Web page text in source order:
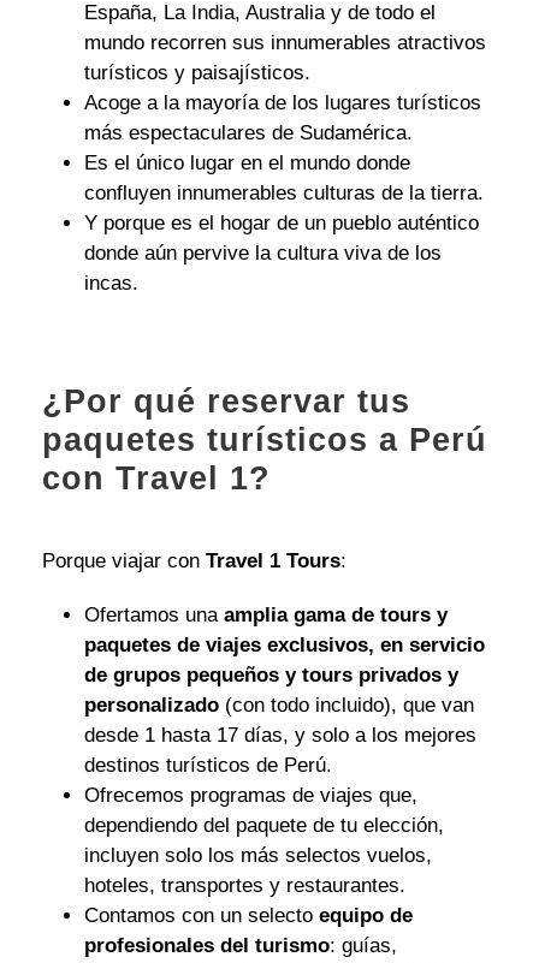
España, La India, Australia y de todo el
mundo recorren sus innumerables atractivos
turísticos y paisajísticos.
Acoge a la mayoría de los lugares turísticos
más espectaculares de Sudamérica.
Es el único lugar en el mundo donde
confluyen innumerables culturas de la tierra.
Y porque es el hogar de un pueblo auténtico
donde aún pervive la cultura viva de los
incas.
¿Por qué reservar tus
paquetes turísticos a Perú
con Travel 1?
Porque viajar con Travel 1 Tours:
Ofertamos una amplia gama de tours y
paquetes de viajes exclusivos, en servicio
de grupos pequeños y tours privados y
personalizado (con todo incluido), que van
desde 1 hasta 17 días, y solo a los mejores
destinos turísticos de Perú.
Ofrecemos programas de viajes que,
dependiendo del paquete de tu elección,
incluyen solo los más selectos vuelos,
hoteles, transportes y restaurantes.
Contamos con un selecto equipo de
profesionales del turismo: guías,